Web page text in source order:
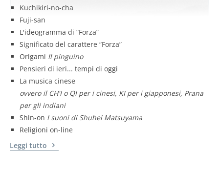
Kuchikiri-no-cha
Fuji-san
L'ideogramma di “Forza”
Significato del carattere “Forza”
Origami Il pinguino
Pensieri di ieri... tempi di oggi
La musica cinese
ovvero il CH'I o QI per i cinesi, KI per i giapponesi, Prana
per gli indiani
Shin-on I suoni di Shuhei Matsuyama
Religioni on-line
Leggi tutto